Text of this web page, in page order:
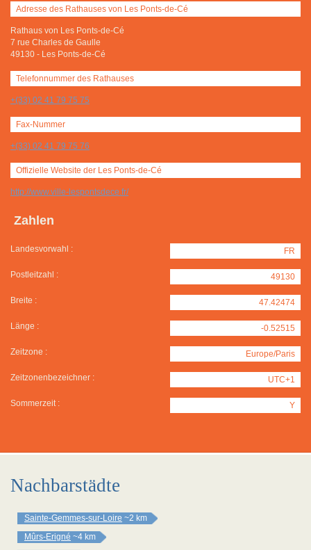
Adresse des Rathauses von Les Ponts-de-Cé
Rathaus von Les Ponts-de-Cé
7 rue Charles de Gaulle
49130 - Les Ponts-de-Cé
Telefonnummer des Rathauses
+(33) 02 41 79 75 75
Fax-Nummer
+(33) 02 41 79 75 76
Offizielle Website der Les Ponts-de-Cé
http://www.ville-lespontsdece.fr/
Zahlen
Landesvorwahl : FR
Postleitzahl : 49130
Breite : 47.42474
Länge : -0.52515
Zeitzone : Europe/Paris
Zeitzonenbezeichner : UTC+1
Sommerzeit : Y
Nachbarstädte
Sainte-Gemmes-sur-Loire ~2 km
Mûrs-Erigné ~4 km